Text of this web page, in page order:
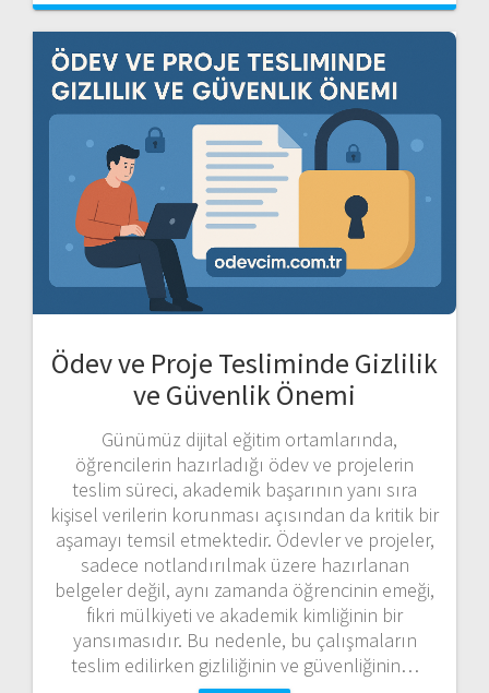
Ödev ve Proje Tesliminde Gizlilik
ve Güvenlik Önemi
Günümüz dijital eğitim ortamlarında,
öğrencilerin hazırladığı ödev ve projelerin
teslim süreci, akademik başarının yanı sıra
kişisel verilerin korunması açısından da kritik bir
aşamayı temsil etmektedir. Ödevler ve projeler,
sadece notlandırılmak üzere hazırlanan
belgeler değil, aynı zamanda öğrencinin emeği,
fikri mülkiyeti ve akademik kimliğinin bir
yansımasıdır. Bu nedenle, bu çalışmaların
teslim edilirken gizliliğinin ve güvenliğinin…